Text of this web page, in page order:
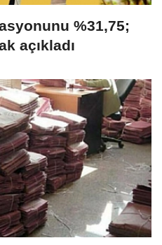
%31,75;
açıkladı